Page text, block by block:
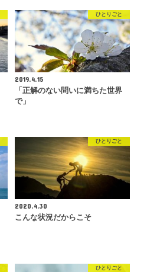
ひとりごと
2019.4.15
「正解のない問いに満ちた世界
で」
ひとりごと
2020.4.30
こんな状況だからこそ
ひとりごと